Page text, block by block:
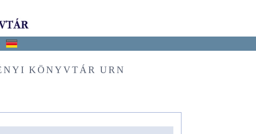
KÖNYVTÁR URN